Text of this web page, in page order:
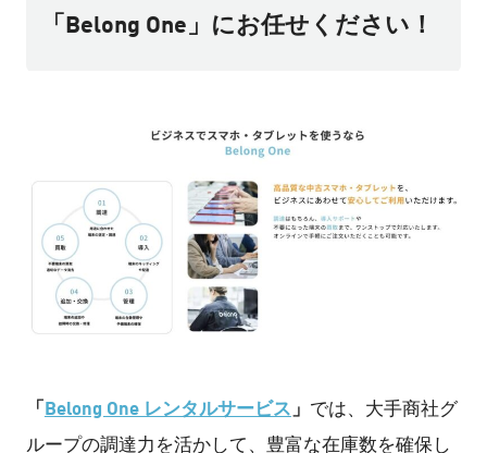
「Belong One」にお任せください！
「Belong One レンタルサービス 」 では、大手商社グ
ループの調達力を活かして、豊富な在庫数を確保し